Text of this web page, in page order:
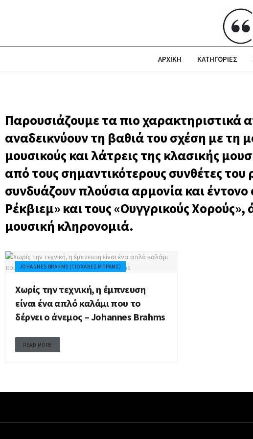
ΑΡΧΙΚΗ ΚΑΤΗΓΟΡΙΕΣ
Παρουσιάζουμε τα πιο
αναδεικνύουν τη βαθιά του σχέση με τη
μουσικούς και λάτρεις της κλασικής
από τους σημαντικότερους συνθέτες
συνδυάζουν πλούσια αρμονία και
Ρέκβιεμ» και τους «Ουγγρικούς
μουσική κληρονομιά.
JOHANNES BRAHMS (ΓΙΟΧΆΝΕΣ ΜΠΡΑΜΣ)
Χωρίς την τεχνική, η έμπνευση
είναι ένα απλό καλάμι που το
δέρνει ο άνεμος – Johannes Brahms
READ MORE